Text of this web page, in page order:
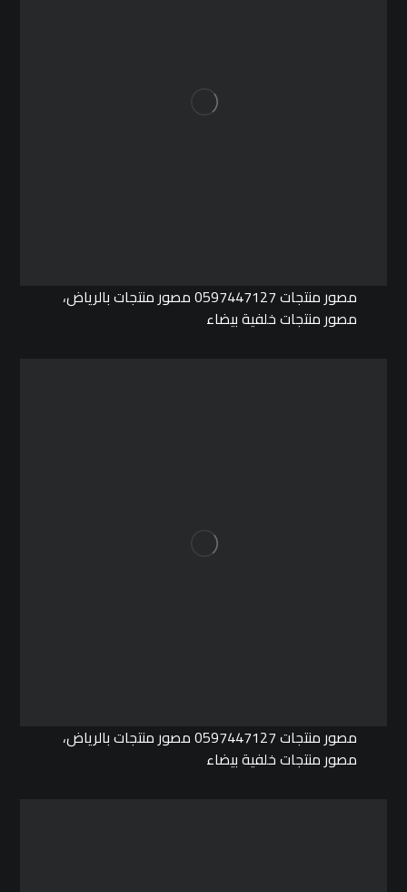
مصور منتجات 0597447127 مصور منتجات بالرياض،
مصور منتجات خلفية بيضاء
مصور منتجات 0597447127 مصور منتجات بالرياض،
مصور منتجات خلفية بيضاء